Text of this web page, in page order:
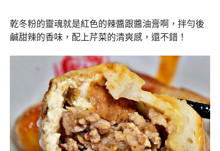
乾冬粉的靈魂就是紅色的辣醬跟醬油膏啊，拌勻後
鹹甜辣的香味，配上芹菜的清爽感，還不錯！